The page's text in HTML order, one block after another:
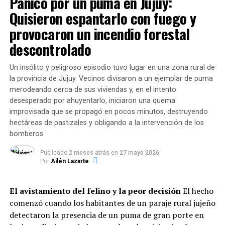
alcohol diluido al 70 por ciento, entre otros. Además, en
los listados se pueden encontrar alimentos y bebidas
para sumar a la mesa navideña y de fin de año como pan
dulce, budines, ananá fizz y sidra, entre otros.
Precios Justos surgió de un amplio acuerdo alcanzado
por la Municipalidad de Rosario, el Centro Unión
Almaceneros y Autoservicistas de Rosario, empresas
productoras locales y de la región, emprendedores
sociales y empresas recuperadas, con el objetivo de, por
un lado, ofrecer a los consumidores productos a precios
convenientes y, por otro, permitir a los comerciantes
mantener y hasta incrementar las ventas de los
comercios y empresas participantes.
Fuente RN
Copas de leche (desayuno y merienda):
Crecieron de 1.445.270 raciones a 2.883.504 en
2026(suba del99%
En conjunto, las entidades administraron5.340.528
raciones alimentarias en lo que va del año,
garantizando el derecho básico a la alimentación de
niños, niñas, adolescentes y adultos de sectores
vulnerables.
Dinámica del servicio: Modalidades
El informe evidencia que la atención se adaptó a los
hábitos de pospandemia: el83% de las instituciones
entrega viandas para llevar, el13,2% sostiene la
Quisieron espantarlo con fuego y
provocaron un incendio forestal
descontrolado
Un insólito y peligroso episodio tuvo lugar en una zona rural de
la provincia de Jujuy. Vecinos divisaron a un ejemplar de puma
merodeando cerca de sus viviendas y, en el intento
desesperado por ahuyentarlo, iniciaron una quema
improvisada que se propagó en pocos minutos, destruyendo
hectáreas de pastizales y obligando a la intervención de los
bomberos.
Publicado 2 meses atrás en 27 mayo 2026
Por Ailén Lazarte
El avistamiento del felino y la peor decisiónEl hecho
comenzó cuando los habitantes de un paraje rural jujeño
detectaron la presencia de un puma de gran porte en